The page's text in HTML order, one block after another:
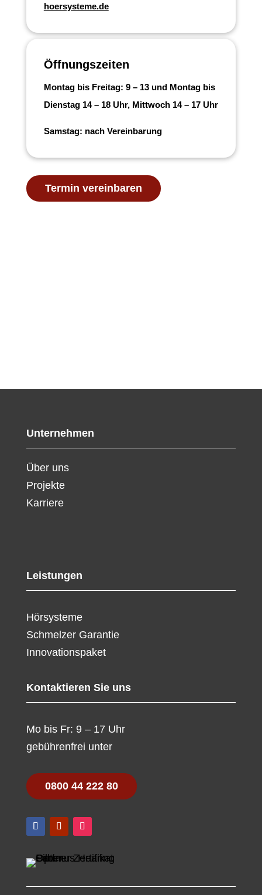
hoersysteme.de
Öffnungszeiten
Montag bis Freitag: 9 – 13 und Montag bis
Dienstag 14 – 18 Uhr, Mittwoch 14 – 17 Uhr
Samstag: nach Vereinbarung
Termin vereinbaren
Unternehmen
Über uns
Projekte
Karriere
Leistungen
Hörsysteme
Schmelzer Garantie
Innovationspaket
Kontaktieren Sie uns
Mo bis Fr: 9 – 17 Uhr
gebührenfrei unter
0800 44 222 80